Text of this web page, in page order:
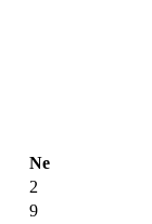
Ne
2
9